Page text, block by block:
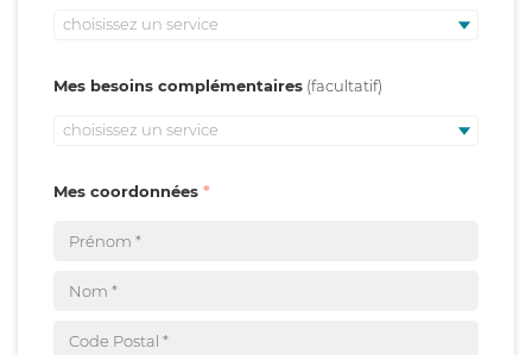
choisissez un service
Mes besoins complémentaires
choisissez un service
Mes coordonnées